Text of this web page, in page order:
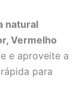
natural
Vermelho
e aproveite a
para